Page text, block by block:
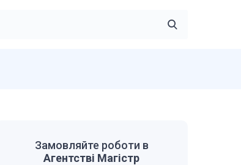
Замовляйте роботи в
Агентстві Магістр